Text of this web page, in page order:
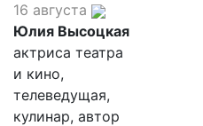
16 августа
Юлия Высоцкая
актриса театра
и кино,
телеведущая,
кулинар, автор